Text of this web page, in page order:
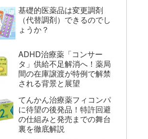
基礎的医薬品は変更調剤
（代替調剤）できるのでし
ょうか？
ADHD治療薬「コンサー
タ」供給不足解消へ！薬局
間の在庫譲渡が特例で解禁
される背景と展望
てんかん治療薬フィコンパ
に待望の後発品！特許回避
の仕組みと発売までの舞台
裏を徹底解説